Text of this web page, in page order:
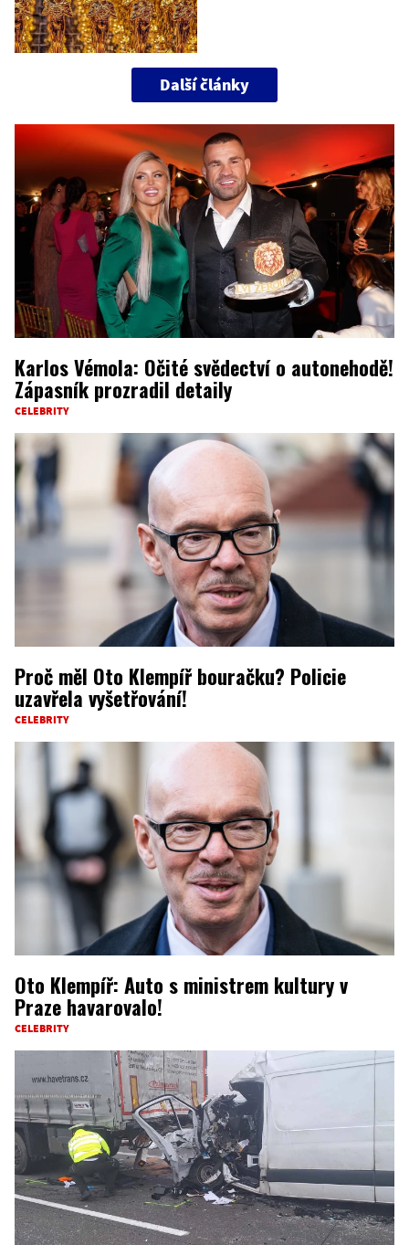
Další články
Karlos Vémola: Očité svědectví o autonehodě!
Zápasník prozradil detaily
CELEBRITY
Proč měl Oto Klempíř bouračku? Policie
uzavřela vyšetřování!
CELEBRITY
Oto Klempíř: Auto s ministrem kultury v
Praze havarovalo!
CELEBRITY